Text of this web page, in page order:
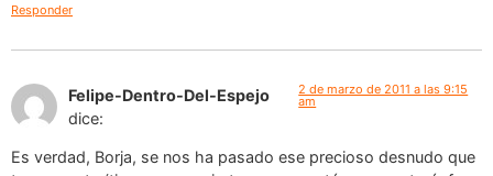
Responder
Felipe-Dentro-Del-Espejo
dice:
2 de marzo de 2011 a las 9:15
am
Es verdad, Borja, se nos ha pasado ese precioso desnudo que